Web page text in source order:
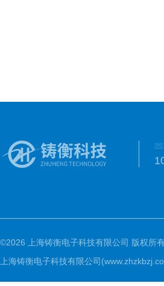
©2026 上海铸衡电子科技有限公司 版权所
上海铸衡电子科技有限公司